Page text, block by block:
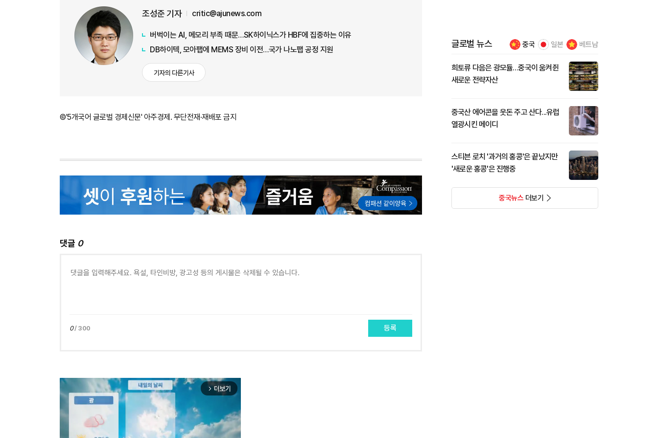
조성준 기자 critic@ajunews.com
버벅이는 AI, 메모리 부족 때문…SK하이닉스가 HBF에 집중하는 이유
DB하이텍, 모아팹에 MEMS 장비 이전…국가 나노팹 공정 지원
기자의 다른기사
©'5개국어 글로벌 경제신문' 아주경제. 무단전재·재배포 금지
댓글 0
0/ 300 등록
arrow_forward_ios 더보기
글로벌 뉴스 중국 일본 베트남
희토류 다음은 광모듈…중국이 움켜쥔
새로운 전략자산
중국산 에어콘을 웃돈 주고 산다...유럽
열광시킨 메이디
스티븐 로치 '과거의 홍콩'은 끝났지만
'새로운 홍콩'은 진행중
중국뉴스더보기